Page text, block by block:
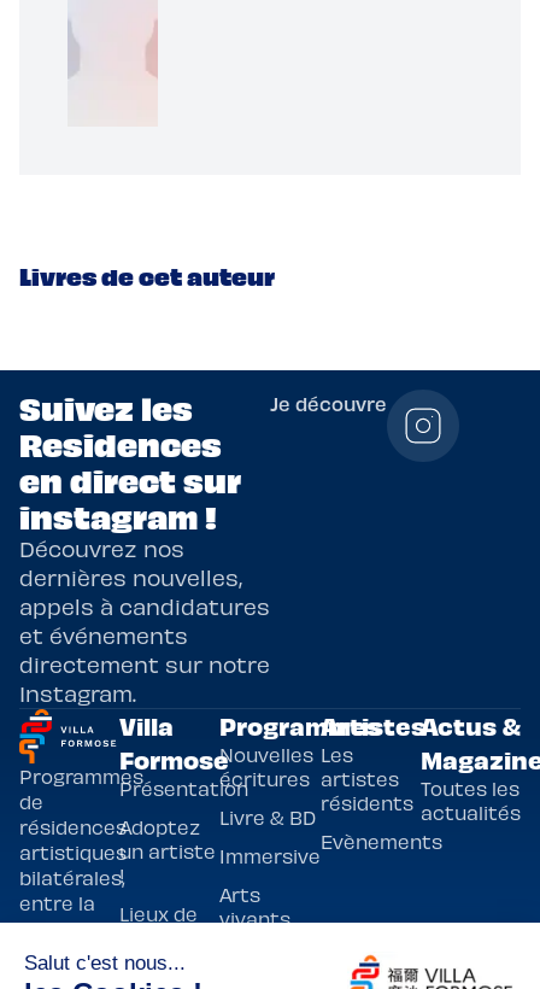
Livres de cet auteur
Suivez les
Residences
en direct sur
instagram !
Découvrez nos
dernières nouvelles,
appels à candidatures
et événements
directement sur notre
Instagram.
Je découvre
Programmes
de
résidences
artistiques
bilatérales,
entre la
France et
Taïwan.
Taipei,
Villa
Formose
Présentation
Adoptez
un artiste
!
Lieux de
Programmes
Nouvelles
écritures
Livre & BD
Immersive
Arts
vivants
Artistes
Les
artistes
résidents
Evènements
Actus &
Toutes les
actualités